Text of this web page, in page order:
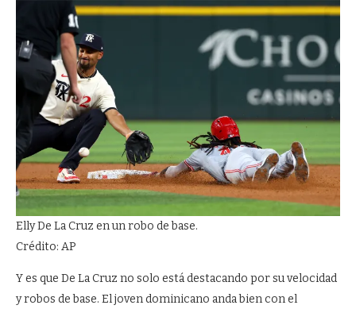
Elly De La Cruz en un robo de base.
Crédito: AP
Y es que De La Cruz no solo está destacando por su velocidad
y robos de base. El joven dominicano anda bien con el